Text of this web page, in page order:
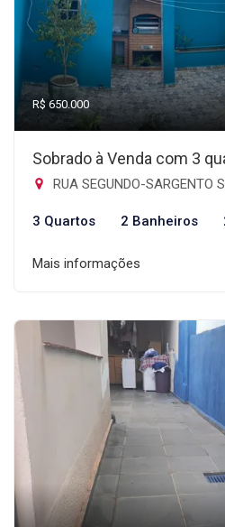
R$ 650.000
Sobrado à Venda com 3
RUA SEGUNDO-SARGENTO SEBASTIÃO DA COSTA
3 Quartos 2 Banheiros
Mais informações